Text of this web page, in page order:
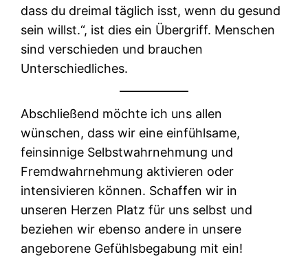
dass du dreimal täglich isst, wenn du gesund
sein willst.“, ist dies ein Übergriff. Menschen
sind verschieden und brauchen
Unterschiedliches.
Abschließend möchte ich uns allen
wünschen, dass wir eine einfühlsame,
feinsinnige Selbstwahrnehmung und
Fremdwahrnehmung aktivieren oder
intensivieren können. Schaffen wir in
unseren Herzen Platz für uns selbst und
beziehen wir ebenso andere in unsere
angeborene Gefühlsbegabung mit ein!